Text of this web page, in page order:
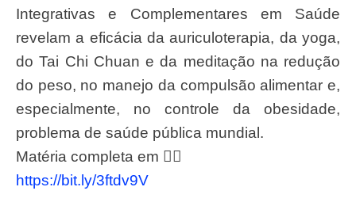
Integrativas e Complementares em Saúde
revelam a eficácia da auriculoterapia, da yoga,
do Tai Chi Chuan e da meditação na redução
do peso, no manejo da compulsão alimentar e,
especialmente, no controle da obesidade,
problema de saúde pública mundial.
Matéria completa em 👉🏽
https://bit.ly/3ftdv9V